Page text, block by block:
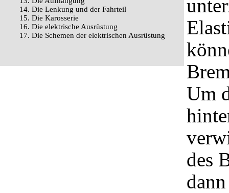
14. Die Lenkung und der Fahrteil
15. Die Karosserie
16. Die elektrische Ausrüstung
17. Die Schemen der elektrischen Ausrüstung
Um
des